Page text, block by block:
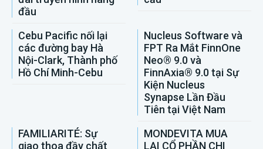
đầu
Cebu Pacific nối lại
các đường bay Hà
Nội-Clark, Thành phố
Hồ Chí Minh-Cebu
Nucleus Software và
FPT Ra Mắt FinnOne
Neo® 9.0 và
FinnAxia® 9.0 tại Sự
Kiện Nucleus
Synapse Lần Đầu
Tiên tại Việt Nam
FAMILIARITÉ: Sự
giao thoa đầy chất
MONDEVITA MUA
LẠI CỔ PHẦN CHI